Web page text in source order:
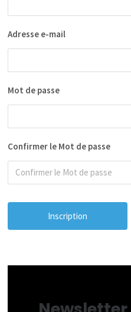
Adresse e-mail
Mot de passe
Confirmer le Mot de passe